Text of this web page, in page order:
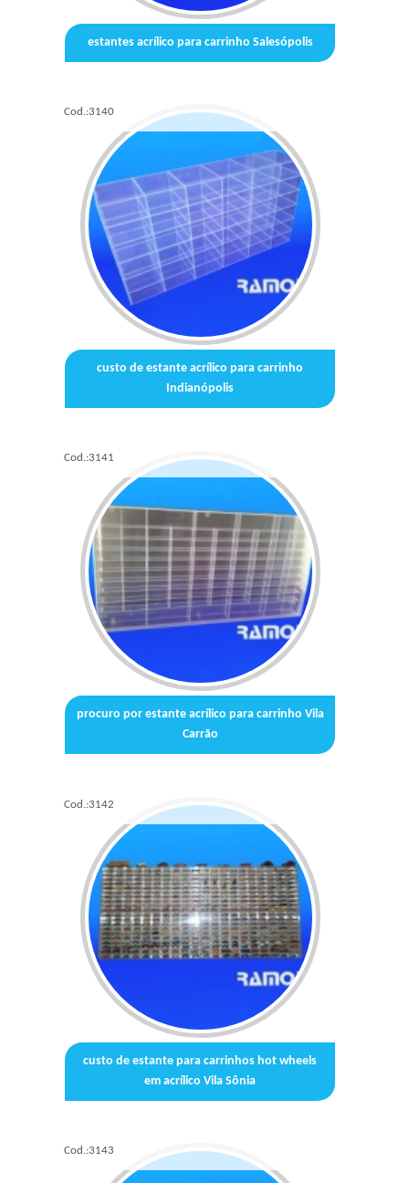
estantes acrílico para carrinho Salesópolis
Cod.:3140
custo de estante acrílico para carrinho
Indianópolis
Cod.:3141
procuro por estante acrílico para carrinho Vila
Carrão
Cod.:3142
custo de estante para carrinhos hot wheels
em acrílico Vila Sônia
Cod.:3143